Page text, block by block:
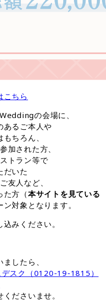
こちら
の会場に、
あるご本人や
ちろん、
加された方、
トラン等で
だいた
友人など、
た方（本サイトを見ている
対象となります。
みください。
したら、
スク（0120-19-1815）
ださいませ。